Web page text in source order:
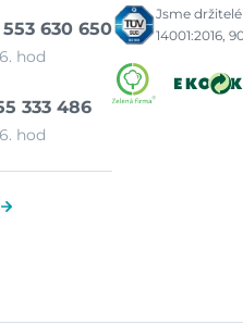
630 650
hod
333 486
hod
Jsme
14001:2016,